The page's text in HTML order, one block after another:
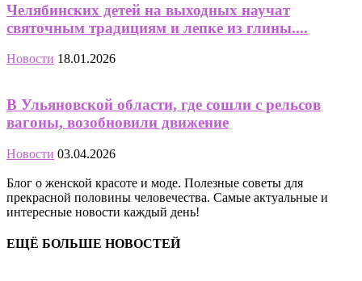
Челябинских детей на выходных научат
святочным традициям и лепке из глины....
Новости 18.01.2026
В Ульяновской области, где сошли с рельсов
вагоны, возобновили движение
Новости 03.04.2026
Блог о женской красоте и моде. Полезные советы для
прекрасной половины человечества. Самые актуальные и
интересные новости каждый день!
ЕЩЁ БОЛЬШЕ НОВОСТЕЙ